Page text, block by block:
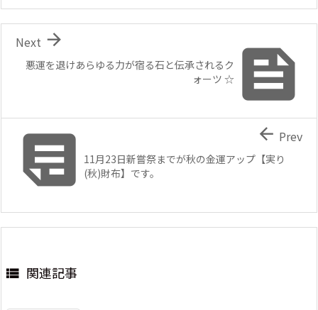

悪運を退けあらゆる力が宿る石と伝承されるク
ォーツ ☆

Next
11月23日新嘗祭までが秋の金運アップ【実り
(秋)財布】です。
 Prev
 関連記事